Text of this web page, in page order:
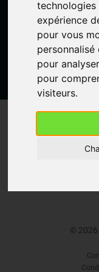
expérience
pour vous
pour
pour
visiteurs.
61 Rue
© 2026